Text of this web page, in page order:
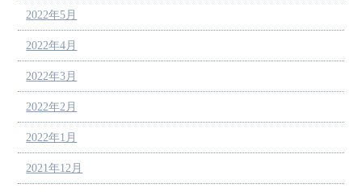
2022年5月
2022年4月
2022年3月
2022年2月
2022年1月
2021年12月